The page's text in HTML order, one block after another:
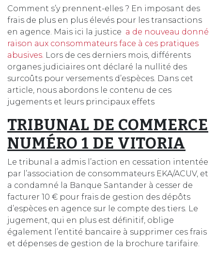
Comment s’y prennent-elles ? En imposant des
frais de plus en plus élevés pour les transactions
en agence. Mais ici la justice a de nouveau donné
raison aux consommateurs face à ces pratiques
abusives. Lors de ces derniers mois, différents
organes judiciaires ont déclaré la nullité des
surcoûts pour versements d’espèces. Dans cet
article, nous abordons le contenu de ces
jugements et leurs principaux effets
TRIBUNAL DE COMMERCE
NUMÉRO 1 DE VITORIA
Le tribunal a admis l’action en cessation intentée
par l’association de consommateurs EKA/ACUV, et
a condamné la Banque Santander à cesser de
facturer 10 € pour frais de gestion des dépôts
d’espèces en agence sur le compte des tiers. Le
jugement, qui en plus est définitif, oblige
également l’entité bancaire à supprimer ces frais
et dépenses de gestion de la brochure tarifaire.